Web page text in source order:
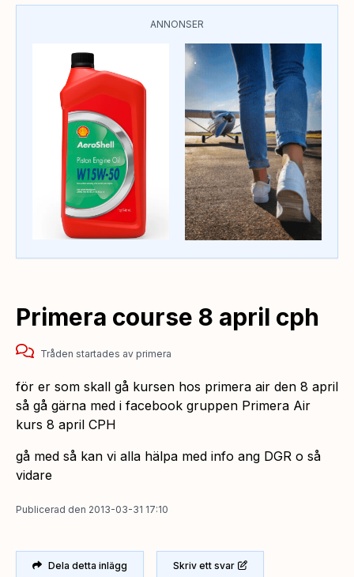
ANNONSER
Primera course 8 april cph
Tråden startades av primera
för er som skall gå kursen hos primera air den 8 april
så gå gärna med i facebook gruppen Primera Air
kurs 8 april CPH
gå med så kan vi alla hälpa med info ang DGR o så
vidare
Publicerad den 2013-03-31 17:10
Dela detta inlägg Skriv ett svar